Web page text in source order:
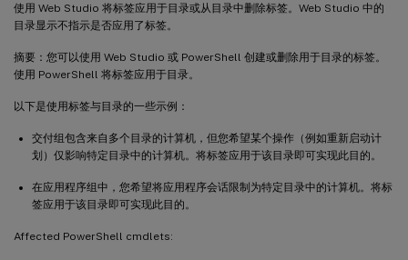
使用 Web Studio 将标签应用于目录或从目录中删除标签。Web Studio 中的
目录显示不指示是否应用了标签。
摘要：您可以使用 Web Studio 或 PowerShell 创建或删除用于目录的标签。
使用 PowerShell 将标签应用于目录。
以下是使用标签与目录的一些示例：
交付组包含来自多个目录的计算机，但您希望某个操作（例如重新启动计
划）仅影响特定目录中的计算机。将标签应用于该目录即可实现此目的。
在应用程序组中，您希望将应用程序会话限制为特定目录中的计算机。将标
签应用于该目录即可实现此目的。
Affected PowerShell cmdlets: